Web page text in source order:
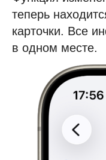
теперь
карточки. Все
в одном месте.